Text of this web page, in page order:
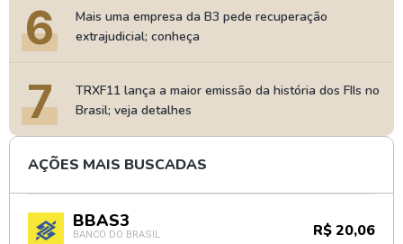
6
Mais uma empresa da B3 pede recuperação
extrajudicial; conheça
7
TRXF11 lança a maior emissão da história dos FIIs no
Brasil; veja detalhes
AÇÕES MAIS BUSCADAS
BBAS3
BANCO DO BRASIL R$ 20,06